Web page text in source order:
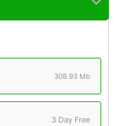
308.93 Mb
3 Day Free